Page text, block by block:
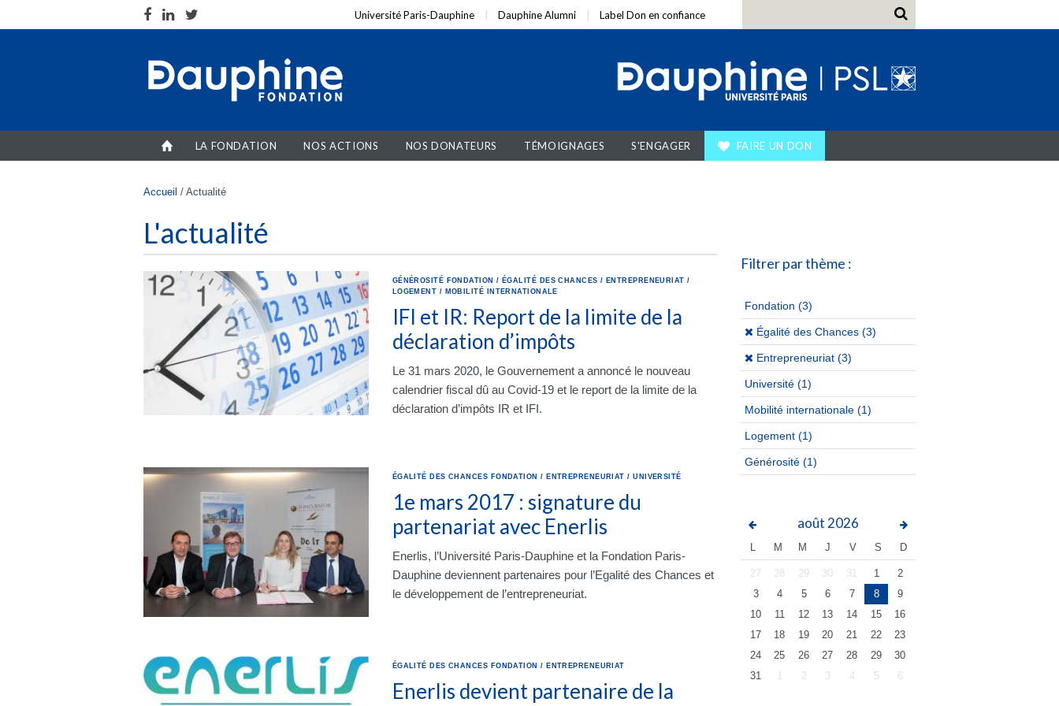
Université Paris-Dauphine Dauphine Alumni Label Don en confiance
LA FONDATION NOS ACTIONS NOS DONATEURS TÉMOIGNAGES S'ENGAGER FAIRE UN DON
Vous êtes ici
Accueil / Actualité
L'actualité
GÉNÉROSITÉ FONDATION / ÉGALITÉ DES CHANCES / ENTREPRENEURIAT /
LOGEMENT / MOBILITÉ INTERNATIONALE
IFI et IR: Report de la limite de la
déclaration d’impôts
Le 31 mars 2020, le Gouvernement a annoncé le nouveau
calendrier fiscal dû au Covid-19 et le report de la limite de la
déclaration d’impôts IR et IFI.
ÉGALITÉ DES CHANCES FONDATION / ENTREPRENEURIAT /UNIVERSITÉ
1e mars 2017 : signature du
partenariat avec Enerlis
Enerlis, l’Université Paris-Dauphine et la Fondation Paris-
Dauphine deviennent partenaires pour l’Egalité des Chances et
le développement de l’entrepreneuriat.
ÉGALITÉ DES CHANCES FONDATION / ENTREPRENEURIAT
Enerlis devient partenaire de la
Filtrer par thème :
Fondation (3)
(x)Égalité des Chances (3)
(x)Entrepreneuriat (3)
Université(1)
Mobilité internationale(1)
Logement(1)
Générosité(1)
août 2026
L M M J V S D
27 28 29 30 31 1
2
3
4 5 6 7 8
9
10
11 12 13 14 15
16
17
18 19 20 21 22
23
24
25 26 27 28 29
30
31
1 2 3 4 5 6